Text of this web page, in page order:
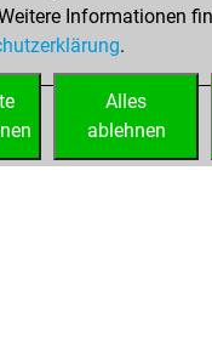
ERFOLGE
Informationen
.
Alles
ablehnen